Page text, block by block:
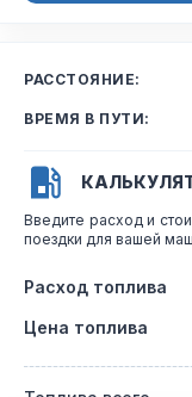
РАССТОЯНИЕ:
ВРЕМЯ В ПУТИ:
Введите расход и
поездки для вашей
Расход топлива
Цена топлива